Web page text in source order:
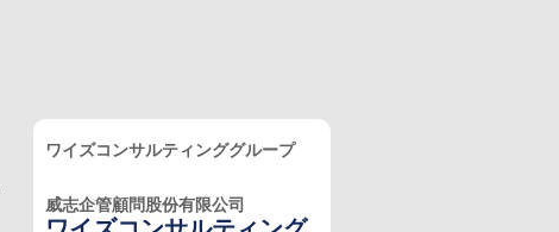
ワイズコンサルティンググループ
威志企管顧問股份有限公司